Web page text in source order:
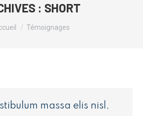
: SHORT
êtes ici :
Témoignages
massa elis nisl,